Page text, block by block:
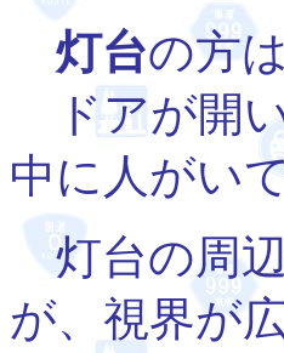
灯台の方
ドアが開
中に人がい
灯台の周辺
が、視界が